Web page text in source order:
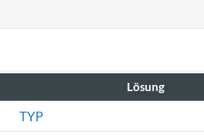
Lösung
TYP